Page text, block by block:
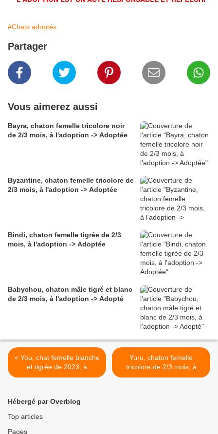
#Chats adoptés
Partager
Vous aimerez aussi
Bayra, chaton femelle tricolore noir
de 2/3 mois, à l'adoption -> Adoptée
Byzantine, chaton femelle tricolore de
2/3 mois, à l'adoption -> Adoptée
Bindi, chaton femelle tigrée de 2/3
mois, à l'adoption -> Adoptée
Babychou, chaton mâle tigré et blanc
de 2/3 mois, à l'adoption -> Adopté
< You, chat femelle blanche
et tigrée de 2023, à
l'adoption -> adoptée
Yuru, chaton femelle
tricolore de 2/3 mois, à
l'adoption -> adoptée >
Hébergé par Overblog
Top articles
Pages